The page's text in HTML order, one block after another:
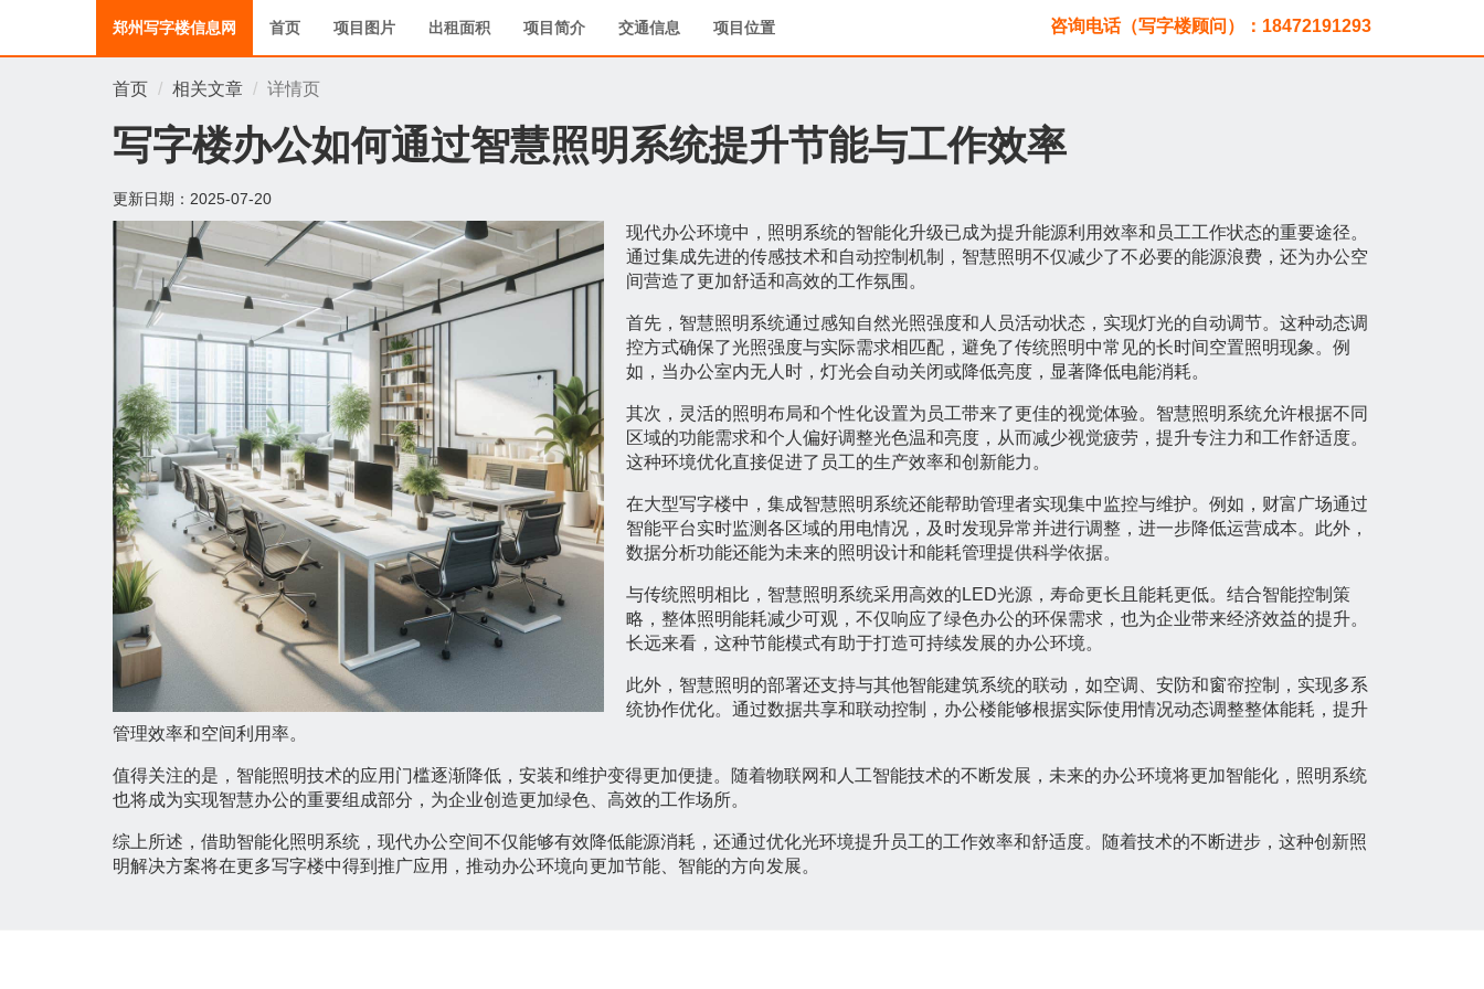
郑州写字楼信息网 首页 项目图片 出租面积 项目简介 交通信息 项目位置 咨询电话（写字楼顾问）：18472191293
首页 相关文章 详情页
写字楼办公如何通过智慧照明系统提升节能与工作效率
更新日期： 2025-07-20
现代办公环境中，照明系统的智能化升级已成为提升能源利用效率和员工工作状态的重要途径。
通过集成先进的传感技术和自动控制机制，智慧照明不仅减少了不必要的能源浪费，还为办公空
间营造了更加舒适和高效的工作氛围。
首先，智慧照明系统通过感知自然光照强度和人员活动状态，实现灯光的自动调节。这种动态调
控方式确保了光照强度与实际需求相匹配，避免了传统照明中常见的长时间空置照明现象。例
如，当办公室内无人时，灯光会自动关闭或降低亮度，显著降低电能消耗。
其次，灵活的照明布局和个性化设置为员工带来了更佳的视觉体验。智慧照明系统允许根据不同
区域的功能需求和个人偏好调整光色温和亮度，从而减少视觉疲劳，提升专注力和工作舒适度。
这种环境优化直接促进了员工的生产效率和创新能力。
在大型写字楼中，集成智慧照明系统还能帮助管理者实现集中监控与维护。例如，财富广场通过
智能平台实时监测各区域的用电情况，及时发现异常并进行调整，进一步降低运营成本。此外，
数据分析功能还能为未来的照明设计和能耗管理提供科学依据。
与传统照明相比，智慧照明系统采用高效的LED光源，寿命更长且能耗更低。结合智能控制策
略，整体照明能耗减少可观，不仅响应了绿色办公的环保需求，也为企业带来经济效益的提升。
长远来看，这种节能模式有助于打造可持续发展的办公环境。
此外，智慧照明的部署还支持与其他智能建筑系统的联动，如空调、安防和窗帘控制，实现多系
统协作优化。通过数据共享和联动控制，办公楼能够根据实际使用情况动态调整整体能耗，提升
管理效率和空间利用率。
值得关注的是，智能照明技术的应用门槛逐渐降低，安装和维护变得更加便捷。随着物联网和人工智能技术的不断发展，未来的办公环境将更加智能化，照明系统
也将成为实现智慧办公的重要组成部分，为企业创造更加绿色、高效的工作场所。
综上所述，借助智能化照明系统，现代办公空间不仅能够有效降低能源消耗，还通过优化光环境提升员工的工作效率和舒适度。随着技术的不断进步，这种创新照
明解决方案将在更多写字楼中得到推广应用，推动办公环境向更加节能、智能的方向发展。